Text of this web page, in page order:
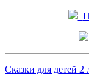
Сказки для детей 2